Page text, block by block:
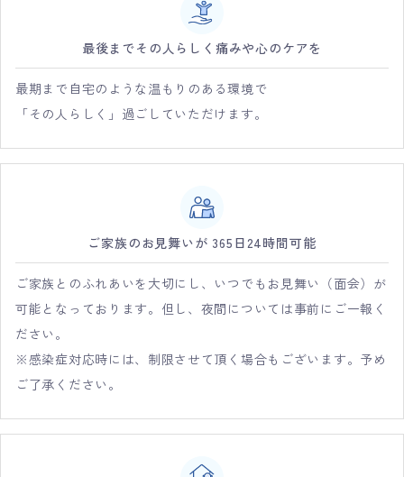
最後までその人らしく痛みや心のケアを
最期まで自宅のような温もりのある環境で
「その人らしく」過ごしていただけます。
ご家族のお見舞いが 365日24時間可能
ご家族とのふれあいを大切にし、いつでもお見舞い（面会）が
可能となっております。但し、夜間については事前にご一報く
ださい。
※感染症対応時には、制限させて頂く場合もございます。予め
ご了承ください。